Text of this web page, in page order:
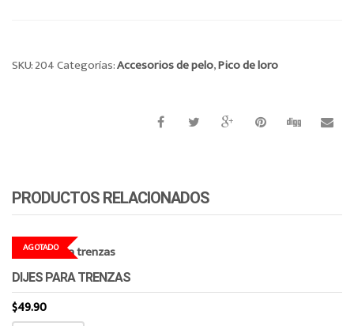
SKU:204Categorías:Accesorios de pelo,Pico de loro
PRODUCTOS RELACIONADOS
AGOTADO
DIJES PARA TRENZAS
$49.90